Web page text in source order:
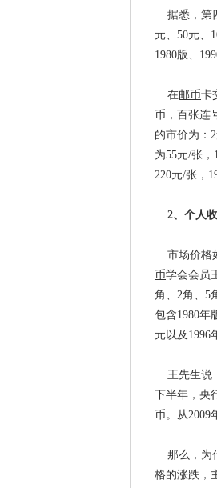
据悉，第
元、50元、
1980版、
在邮币卡
币，百张连
的市价为：
为55元/张
220元/张，
2、个人
市场价格
币学会会员
角、2角、5
包含1980年
元以及1996
王先生说
下半年，央
币。从2009
那么，为
格的涨跌，